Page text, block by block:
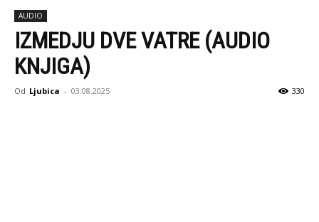
AUDIO
IZMEDJU DVE VATRE (AUDIO
KNJIGA)
Od Ljubica - 03.08.2025 330